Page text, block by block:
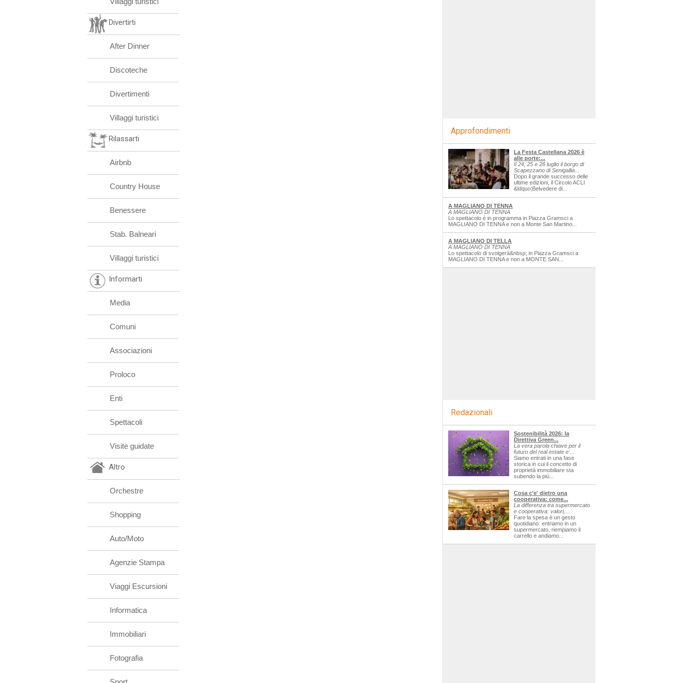
Divertirti
After Dinner
Discoteche
Divertimenti
Villaggi turistici
Rilassarti
Airbnb
Country House
Benessere
Stab. Balneari
Villaggi turistici
Informarti
Media
Comuni
Associazioni
Proloco
Enti
Spettacoli
Visite guidate
Altro
Orchestre
Shopping
Auto/Moto
Agenzie Stampa
Viaggi Escursioni
Informatica
Immobiliari
Fotografia
Approfondimenti
La Festa Castellana 2026 è
alle porte:...
Il 24, 25 e 26 luglio il borgo di
Scapezzano di Senigallia...
Dopo il grande successo delle
ultime edizioni, il Circolo ACLI
&ldquo;Belvedere di...
A MAGLIANO DI TENNA
A MAGLIANO DI TENNA
Lo spettacolo è in programma in Piazza Gramsci a
MAGLIANO DI TENNA e non a Monte San Martino...
A MAGLIANO DI TELLA
A MAGLIANO DI TENNA
Lo spettacolo di svolgerà&nbsp; in Piazza Gramsci a
MAGLIANO DI TENNA e non a MONTE SAN...
Redazionali
Sostenibilità 2026: la
Direttiva Green...
La vera parola chiave per il
futuro del real estate e'...
Siamo entrati in una fase
storica in cui il concetto di
proprietà immobiliare sta
subendo la più...
Cosa c'e' dietro una
cooperativa: come...
La differenza tra supermercato
e cooperativa: valori,...
Fare la spesa è un gesto
quotidiano: entriamo in un
supermercato, riempiamo il
carrello e andiamo...